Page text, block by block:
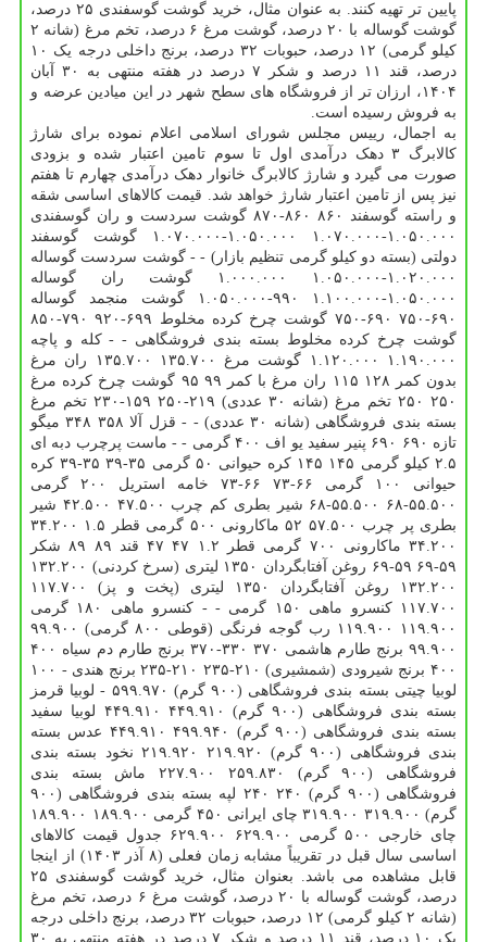
پایین تر تهیه کنند. به عنوان مثال، خرید گوشت گوسفندی ۲۵ درصد،
گوشت گوساله با ۲۰ درصد، گوشت مرغ ۶ درصد، تخم مرغ (شانه ۲
کیلو گرمی) ۱۲ درصد، حبوبات ۳۲ درصد، برنج داخلی درجه یک ۱۰
درصد، قند ۱۱ درصد و شکر ۷ درصد در هفته منتهی به ۳۰ آبان
۱۴۰۴، ارزان تر از فروشگاه های سطح شهر در این میادین عرضه و
به فروش رسیده است.
به اجمال، رییس مجلس شورای اسلامی اعلام نموده برای شارژ
کالابرگ ۳ دهک درآمدی اول تا سوم تامین اعتبار شده و بزودی
صورت می گیرد و شارژ کالابرگ خانوار دهک درآمدی چهارم تا هفتم
نیز پس از تامین اعتبار شارژ خواهد شد. قیمت کالاهای اساسی شقه
و راسته گوسفند ۸۶۰ ۸۶۰-۸۷۰ گوشت سردست و ران گوسفندی
۱.۰۵۰.۰۰۰-۱.۰۷۰.۰۰۰ ۱.۰۵۰.۰۰۰-۱.۰۷۰.۰۰۰ گوشت گوسفند
دولتی (بسته دو کیلو گرمی تنظیم بازار) - - گوشت سردست گوساله
۱.۰۲۰.۰۰۰-۱.۰۵۰.۰۰۰ ۱.۰۰۰.۰۰۰ گوشت ران گوساله
۱.۰۵۰.۰۰۰-۱.۱۰۰.۰۰۰ ۹۹۰-۱.۰۵۰.۰۰۰ گوشت منجمد گوساله
۶۹۰-۷۵۰ ۶۹۰-۷۵۰ گوشت چرخ کرده مخلوط ۶۹۹-۹۲۰ ۷۹۰-۸۵۰
گوشت چرخ کرده مخلوط بسته بندی فروشگاهی - - کله و پاچه
۱.۱۹۰.۰۰۰ ۱.۱۲۰.۰۰۰ گوشت مرغ ۱۳۵.۷۰۰ ۱۳۵.۷۰۰ ران مرغ
بدون کمر ۱۲۸ ۱۱۵ ران مرغ با کمر ۹۹ ۹۵ گوشت چرخ کرده مرغ
۲۵۰ ۲۵۰ تخم مرغ (شانه ۳۰ عددی) ۲۱۹-۲۵۰ ۱۵۹-۲۳۰ تخم مرغ
بسته بندی فروشگاهی (شانه ۳۰ عددی) - - قزل آلا ۳۵۸ ۳۴۸ میگو
تازه ۶۹۰ ۶۹۰ پنیر سفید یو اف ۴۰۰ گرمی - - ماست پرچرب دبه ای
۲.۵ کیلو گرمی ۱۴۵ ۱۴۵ کره حیوانی ۵۰ گرمی ۳۵-۳۹ ۳۵-۳۹ کره
حیوانی ۱۰۰ گرمی ۶۶-۷۳ ۶۶-۷۳ خامه استریل ۲۰۰ گرمی
۵۵.۵۰۰-۶۸ ۵۵.۵۰۰-۶۸ شیر بطری کم چرب ۴۷.۵۰۰ ۴۲.۵۰۰ شیر
بطری پر چرب ۵۷.۵۰۰ ۵۲ ماکارونی ۵۰۰ گرمی قطر ۱.۵ ۳۴.۲۰۰
۳۴.۲۰۰ ماکارونی ۷۰۰ گرمی قطر ۱.۲ ۴۷ ۴۷ قند ۸۹ ۸۹ شکر
۵۹-۶۹ ۵۹-۶۹ روغن آفتابگردان ۱۳۵۰ لیتری (سرخ کردنی) ۱۳۲.۲۰۰
۱۳۲.۲۰۰ روغن آفتابگردان ۱۳۵۰ لیتری (پخت و پز) ۱۱۷.۷۰۰
۱۱۷.۷۰۰ کنسرو ماهی ۱۵۰ گرمی - - کنسرو ماهی ۱۸۰ گرمی
۱۱۹.۹۰۰ ۱۱۹.۹۰۰ رب گوجه فرنگی (قوطی ۸۰۰ گرمی) ۹۹.۹۰۰
۹۹.۹۰۰ برنج طارم هاشمی ۳۷۰ ۳۳۰-۳۷۰ برنج طارم دم سیاه ۴۰۰
۴۰۰ برنج شیرودی (شمشیری) ۲۱۰-۲۳۵ ۲۱۰-۲۳۵ برنج هندی - ۱۰۰
لوبیا چیتی بسته بندی فروشگاهی (۹۰۰ گرم) ۵۹۹.۹۷۰ - لوبیا قرمز
بسته بندی فروشگاهی (۹۰۰ گرم) ۴۴۹.۹۱۰ ۴۴۹.۹۱۰ لوبیا سفید
بسته بندی فروشگاهی (۹۰۰ گرم) ۴۹۹.۹۴۰ ۴۴۹.۹۱۰ عدس بسته
بندی فروشگاهی (۹۰۰ گرم) ۲۱۹.۹۲۰ ۲۱۹.۹۲۰ نخود بسته بندی
فروشگاهی (۹۰۰ گرم) ۲۵۹.۸۳۰ ۲۲۷.۹۰۰ ماش بسته بندی
فروشگاهی (۹۰۰ گرم) ۲۴۰ ۲۴۰ لپه بسته بندی فروشگاهی (۹۰۰
گرم) ۳۱۹.۹۰۰ ۳۱۹.۹۰۰ چای ایرانی ۴۵۰ گرمی ۱۸۹.۹۰۰ ۱۸۹.۹۰۰
چای خارجی ۵۰۰ گرمی ۶۲۹.۹۰۰ ۶۲۹.۹۰۰ جدول قیمت کالاهای
اساسی سال قبل در تقریباً مشابه زمان فعلی (۸ آذر ۱۴۰۳) از اینجا
قابل مشاهده می باشد. بعنوان مثال، خرید گوشت گوسفندی ۲۵
درصد، گوشت گوساله با ۲۰ درصد، گوشت مرغ ۶ درصد، تخم مرغ
(شانه ۲ کیلو گرمی) ۱۲ درصد، حبوبات ۳۲ درصد، برنج داخلی درجه
یک ۱۰ درصد، قند ۱۱ درصد و شکر ۷ درصد در هفته منتهی به ۳۰